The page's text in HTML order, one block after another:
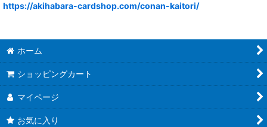
https://akihabara-cardshop.com/conan-kaitori/
ホーム
ショッピングカート
マイページ
お気に入り